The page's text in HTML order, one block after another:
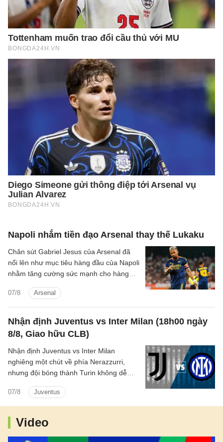
Napoli nhắm tiền đạo Arsenal thay thế Lukaku
07/8 Arsenal
Chân sút Gabriel Jesus của Arsenal đã
nổi lên như mục tiêu hàng đầu của Napoli
nhằm tăng cường sức mạnh cho hàng
Nhận định Juventus vs Inter Milan (18h00 ngày
8/8, Giao hữu CLB)
07/8 Juventus
Nhận định Juventus vs Inter Milan
nghiêng một chút về phía Nerazzurri,
nhưng đội bóng thành Turin không dễ
Video